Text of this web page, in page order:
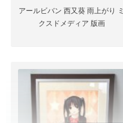
アールビバン 西又葵 雨上がり ミ
クスドメディア 版画